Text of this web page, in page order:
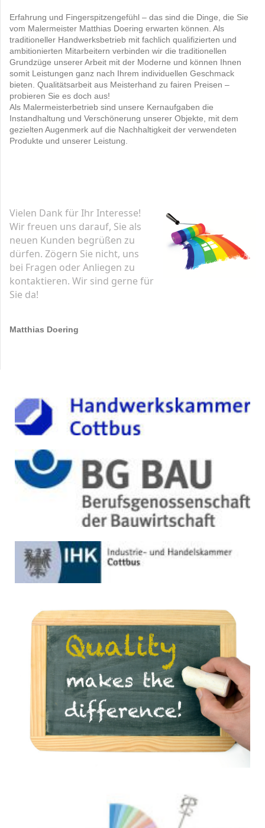
Erfahrung und Fingerspitzengefühl – das sind die Dinge, die Sie
vom Malermeister Matthias Doering erwarten können. Als
traditioneller Handwerksbetrieb mit fachlich qualifizierten und
ambitionierten Mitarbeitern verbinden wir die traditionellen
Grundzüge unserer Arbeit mit der Moderne und können Ihnen
somit Leistungen ganz nach Ihrem individuellen Geschmack
bieten. Qualitätsarbeit aus Meisterhand zu fairen Preisen –
probieren Sie es doch aus!
Als Malermeisterbetrieb sind unsere Kernaufgaben die
Instandhaltung und Verschönerung unserer Objekte, mit dem
gezielten Augenmerk auf die Nachhaltigkeit der verwendeten
Produkte und unserer Leistung.
Vielen Dank für Ihr Interesse!
Wir freuen uns darauf, Sie als
neuen Kunden begrüßen zu
dürfen. Zögern Sie nicht, uns
bei Fragen oder Anliegen zu
kontaktieren. Wir sind gerne für
Sie da!
Matthias Doering